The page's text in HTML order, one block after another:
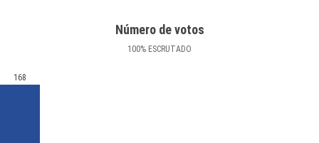
Número de votos
100% ESCRUTADO
168